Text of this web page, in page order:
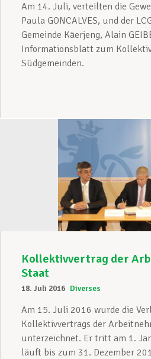
Am 14. Juli, verteilten die
Paula GONCALVES, und der
Gemeinde Käerjeng, Alain
Informationsblatt zum
Südgemeinden.
Kollektivvertrag der
Staat
18. Juli 2016 Diverses
Am 15. Juli 2016 wurde die
Kollektivvertrags der
unterzeichnet. Er tritt am 1.
läuft bis zum 31. Dezember